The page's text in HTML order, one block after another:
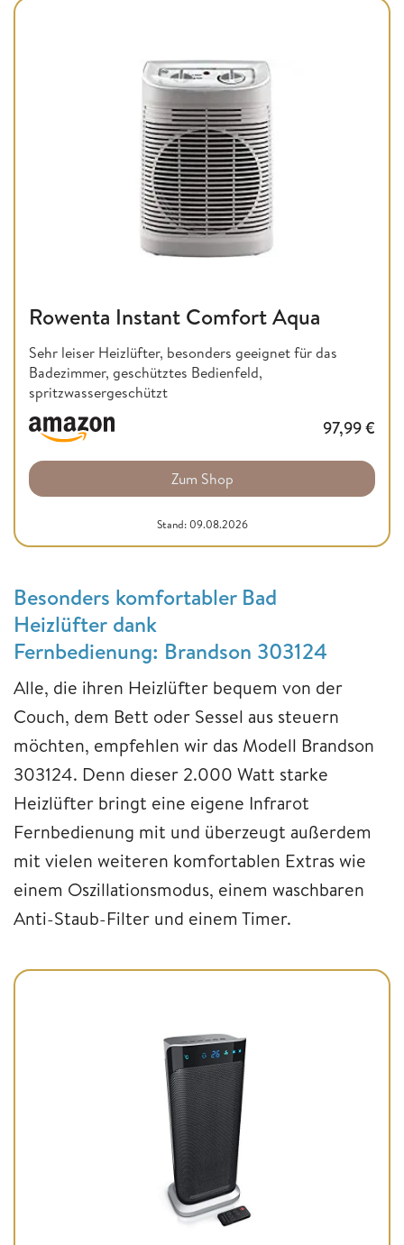
Rowenta Instant Comfort Aqua
Sehr leiser Heizlüfter, besonders geeignet für das
Badezimmer, geschütztes Bedienfeld,
spritzwassergeschützt
97,99€
Zum Shop
Stand: 09.08.2026
Besonders komfortabler Bad
Heizlüfter dank
Fernbedienung: Brandson 303124
Alle, die ihren Heizlüfter bequem von der
Couch, dem Bett oder Sessel aus steuern
möchten, empfehlen wir das Modell Brandson
303124. Denn dieser 2.000 Watt starke
Heizlüfter bringt eine eigene Infrarot
Fernbedienung mit und überzeugt außerdem
mit vielen weiteren komfortablen Extras wie
einem Oszillationsmodus, einem waschbaren
Anti-Staub-Filter und einem Timer.